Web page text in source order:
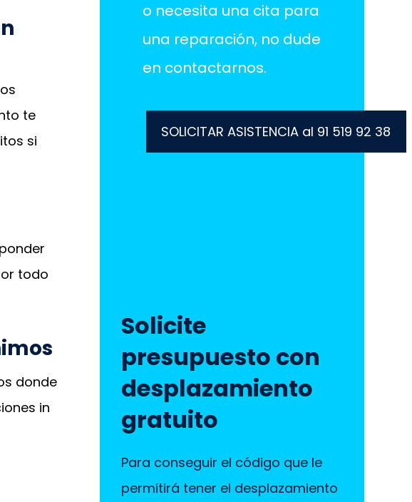
te
si
todo
donde
in
o necesita una cita para
una reparación, no dude
en contactarnos.
SOLICITAR ASISTENCIA al 91 519 92 38
Solicite
presupuesto con
desplazamiento
gratuito
Para conseguir el código que le
permitirá tener el desplazamiento